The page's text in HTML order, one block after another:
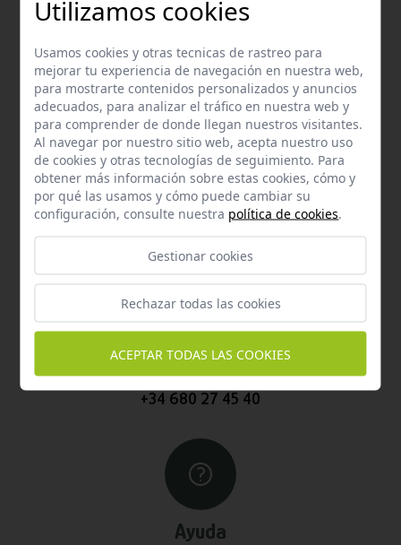
Contacta con nosotros vía email
Teléfono
Contacta con nosotros a través del teléfono
587 870
Whatsapp
Puedes escribirnos por whatsapp
+34 680 27 45 40
Ayuda
Utilizamos cookies
Usamos cookies y otras tecnicas de rastreo para
mejorar tu experiencia de navegación en nuestra web,
para mostrarte contenidos personalizados y anuncios
adecuados, para analizar el tráfico en nuestra web y
para comprender de donde llegan nuestros visitantes.
Al navegar por nuestro sitio web, acepta nuestro uso
de cookies y otras tecnologías de seguimiento. Para
obtener más información sobre estas cookies, cómo y
por qué las usamos y cómo puede cambiar su
configuración, consulte nuestra política de cookies.
Gestionar cookies
Rechazar todas las cookies
ACEPTAR TODAS LAS COOKIES